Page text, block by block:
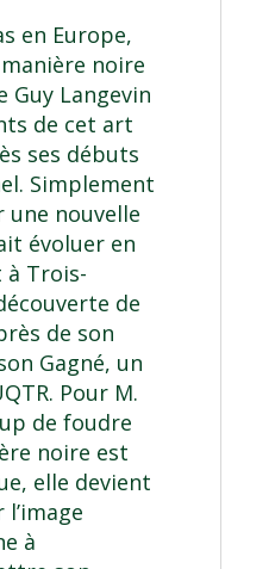
en Europe,
noire
Guy Langevin
de cet art
ses débuts
Simplement
une nouvelle
évoluer en
à Trois-
de
de son
Gagné, un
Pour M.
de foudre
noire est
elle devient
à